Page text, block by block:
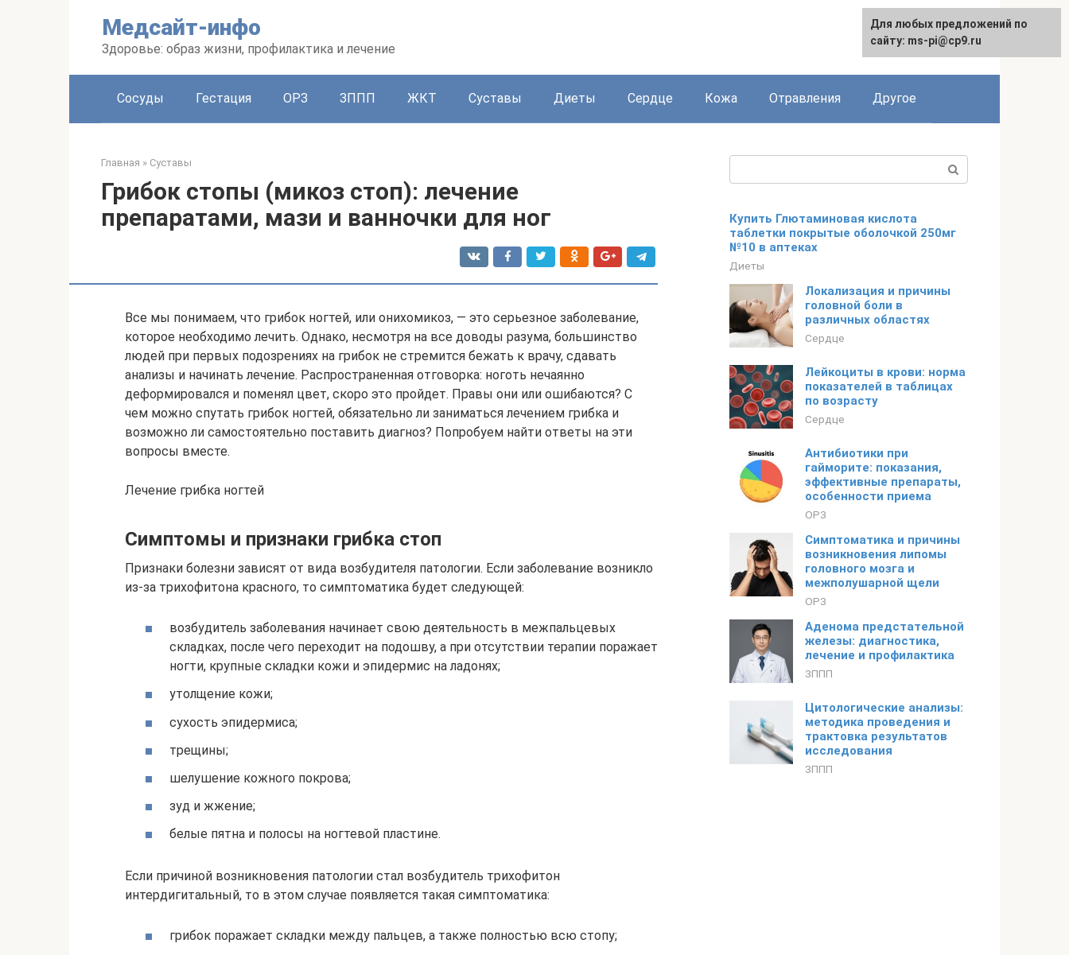
Медсайт-инфо
Здоровье: образ жизни, профилактика и лечение
Сосуды Гестация ОРЗ ЗППП ЖКТ Суставы Диеты Сердце Кожа Отравления Другое
Главная » Суставы
Грибок стопы (микоз стоп): лечение
препаратами, мази и ванночки для ног
Все мы понимаем, что грибок ногтей, или онихомикоз, — это серьезное заболевание,
которое необходимо лечить. Однако, несмотря на все доводы разума, большинство
людей при первых подозрениях на грибок не стремится бежать к врачу, сдавать
анализы и начинать лечение. Распространенная отговорка: ноготь нечаянно
деформировался и поменял цвет, скоро это пройдет. Правы они или ошибаются? С
чем можно спутать грибок ногтей, обязательно ли заниматься лечением грибка и
возможно ли самостоятельно поставить диагноз? Попробуем найти ответы на эти
вопросы вместе.
Лечение грибка ногтей
Симптомы и признаки грибка стоп
Признаки болезни зависят от вида возбудителя патологии. Если заболевание возникло
из-за трихофитона красного, то симптоматика будет следующей:
возбудитель заболевания начинает свою деятельность в межпальцевых
складках, после чего переходит на подошву, а при отсутствии терапии поражает
ногти, крупные складки кожи и эпидермис на ладонях;
утолщение кожи;
сухость эпидермиса;
трещины;
шелушение кожного покрова;
зуд и жжение;
белые пятна и полосы на ногтевой пластине.
Если причиной возникновения патологии стал возбудитель трихофитон
интердигитальный, то в этом случае появляется такая симптоматика:
грибок поражает складки между пальцев, а также полностью всю стопу;
Купить Глютаминовая кислота
таблетки покрытые оболочкой 250мг
№10 в аптеках
Диеты
Локализация и причины
головной боли в
различных областях
Сердце
Лейкоциты в крови: норма
показателей в таблицах
по возрасту
Сердце
Антибиотики при
гайморите: показания,
эффективные препараты,
особенности приема
ОРЗ
Симптоматика и причины
возникновения липомы
головного мозга и
межполушарной щели
ОРЗ
Аденома предстательной
железы: диагностика,
лечение и профилактика
ЗППП
Цитологические анализы:
методика проведения и
трактовка результатов
исследования
ЗППП
Для любых предложений по
сайту: ms-pi@cp9.ru